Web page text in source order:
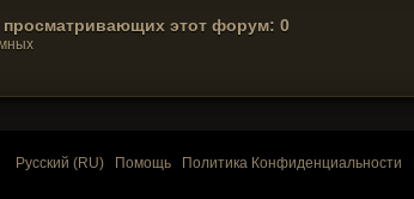
просматривающих этот форум: 0
Русский (RU) Помощь Политика Конфиденциальности